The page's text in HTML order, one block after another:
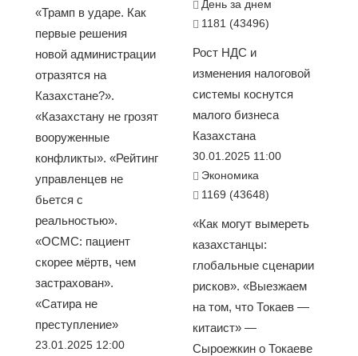
«Трамп в ударе. Как
первые решения
новой администрации
отразятся на
Казахстане?».
«Казахстану не грозят
вооруженные
конфликты». «Рейтинг
управленцев не
бьется с
реальностью».
«ОСМС: пациент
скорее мёртв, чем
застрахован».
«Сатира не
преступление»
23.01.2025 12:00
День за днем
1181 (43496)
Рост НДС и
изменения налоговой
системы коснутся
малого бизнеса
Казахстана
30.01.2025 11:00
Экономика
1169 (43648)
«Как могут вымереть
казахстанцы:
глобальные сценарии
рисков». «Выезжаем
на том, что Токаев —
китаист» —
Сыроежкин о Токаеве